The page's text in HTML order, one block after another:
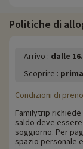
Politiche di
Arrivo : dalle
Scoprire :
Condizioni di
Familytrip
saldo deve
soggiorno. Per
spazio personale